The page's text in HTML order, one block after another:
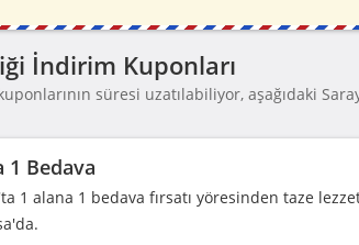
İndirim Kuponları
süresi uzatılabiliyor, aşağıdaki
1 Bedava
1 alana 1 bedava fırsatı yöresinden taze